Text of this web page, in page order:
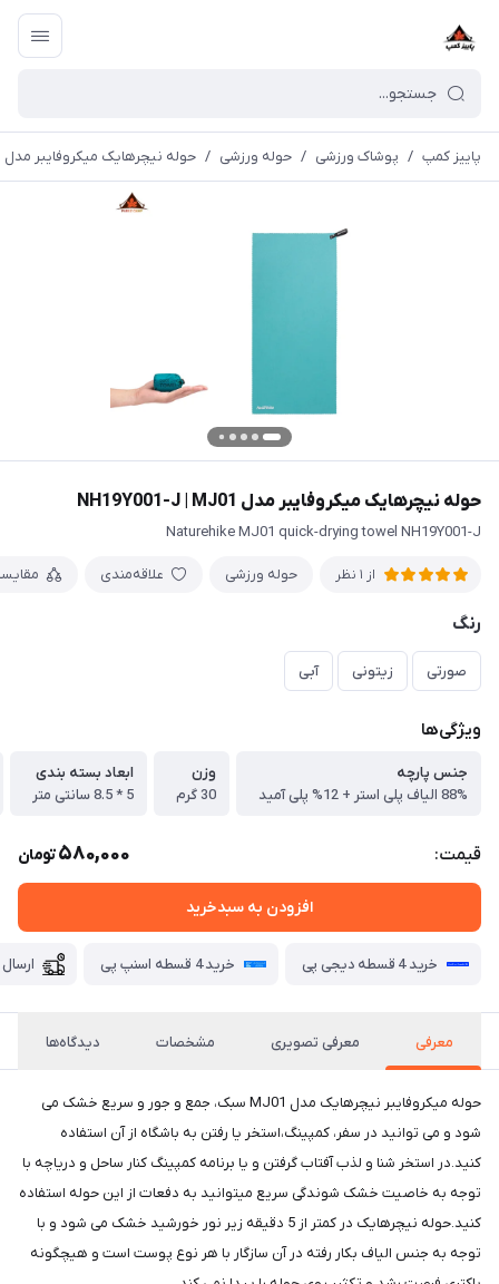
پاییز کمپ / پوشاک ورزشی / حوله ورزشی / حوله نیچرهایک میکروفایبر مدل NH19Y001-J | MJ01
حوله نیچرهایک میکروفایبر مدل NH19Y001-J | MJ01
Naturehike MJ01 quick-drying towel NH19Y001-J
از 1 نظر حوله ورزشی علاقه‌مندی
رنگ
صورتی زیتونی آبی
ویژگی‌ها
جنس پارچه
88% الیاف پلی استر + 12% پلی آمید
وزن
30 گرم
ابعاد بسته بندی
5 * 8.5 سانتی متر
قیمت: 580,000تومان
افزودن به سبدخرید
خرید 4 قسطه دیجی پی خرید 4 قسطه اسنپ پی
معرفی معرفی تصویری مشخصات دیدگاه‌ها
حوله میکروفایبر نیچرهایک مدل MJ01 سبک، جمع و جور و سریع خشک می
شود و می توانید در سفر، کمپینگ،استخر یا رفتن به باشگاه از آن استفاده
کنید.در استخر شنا و لذب آفتاب گرفتن و یا برنامه کمپینگ کنار ساحل و دریاچه با
توجه به خاصیت خشک شوندگی سریع میتوانید به دفعات از این حوله استفاده
کنید.حوله نیچرهایک در کمتر از 5 دقیقه زیر نور خورشید خشک می شود و با
توجه به جنس الیاف بکار رفته در آن سازگار با هر نوع پوست است و هیچگونه